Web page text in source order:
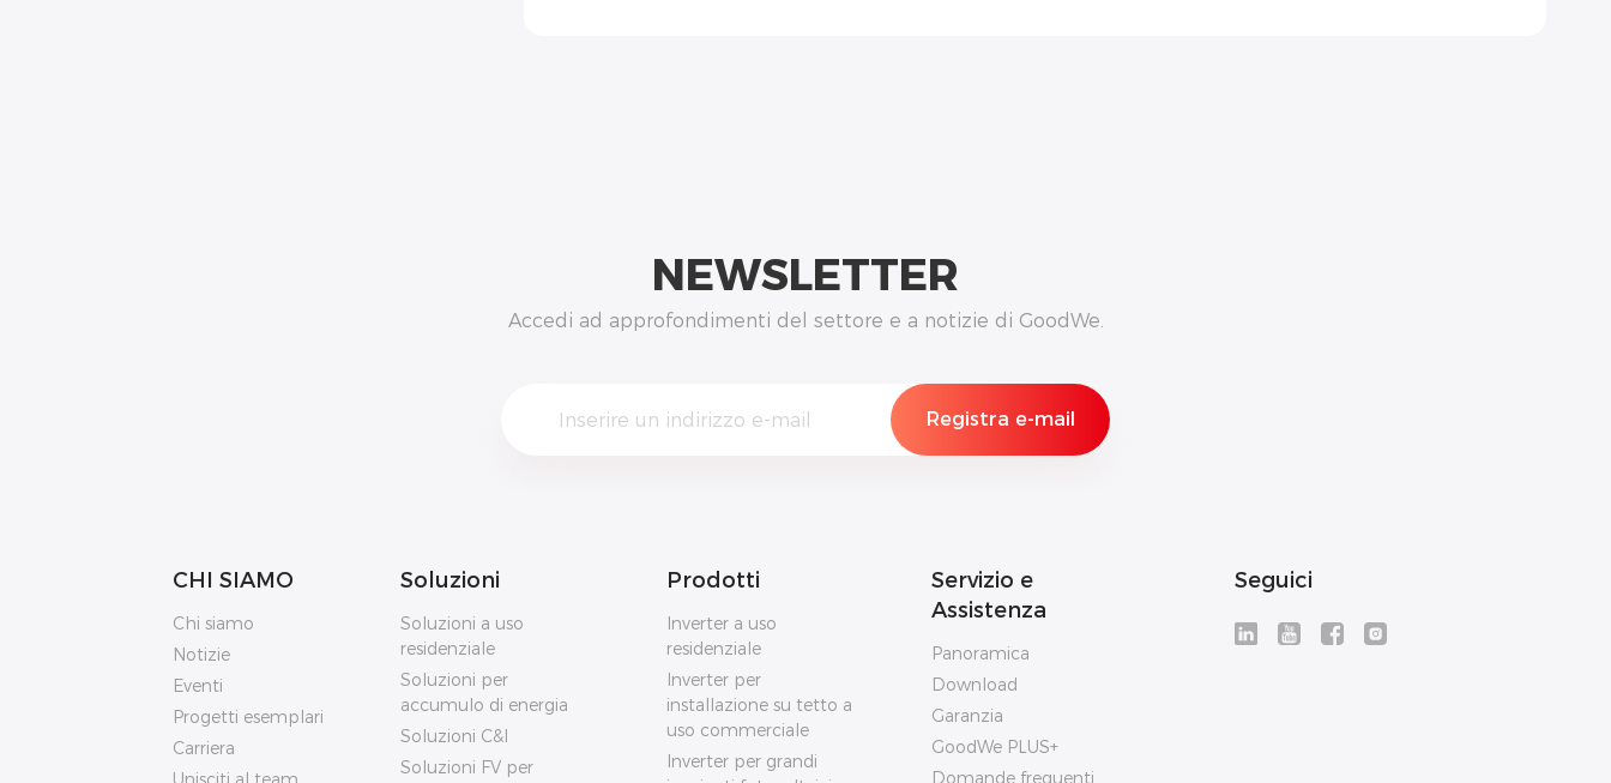
NEWSLETTER
Accedi ad approfondimenti del settore e a notizie di GoodWe.
CHI SIAMO
Chi siamo
Notizie
Eventi
Progetti esemplari
Carriera
Soluzioni
Soluzioni a uso
residenziale
Soluzioni per
accumulo di energia
Soluzioni C&I
Soluzioni FV per
Prodotti
Inverter a uso
residenziale
Inverter per
installazione su tetto a
uso commerciale
Inverter per grandi
Servizio e
Assistenza
Panoramica
Download
Garanzia
GoodWe PLUS+
Domande frequenti
Seguici